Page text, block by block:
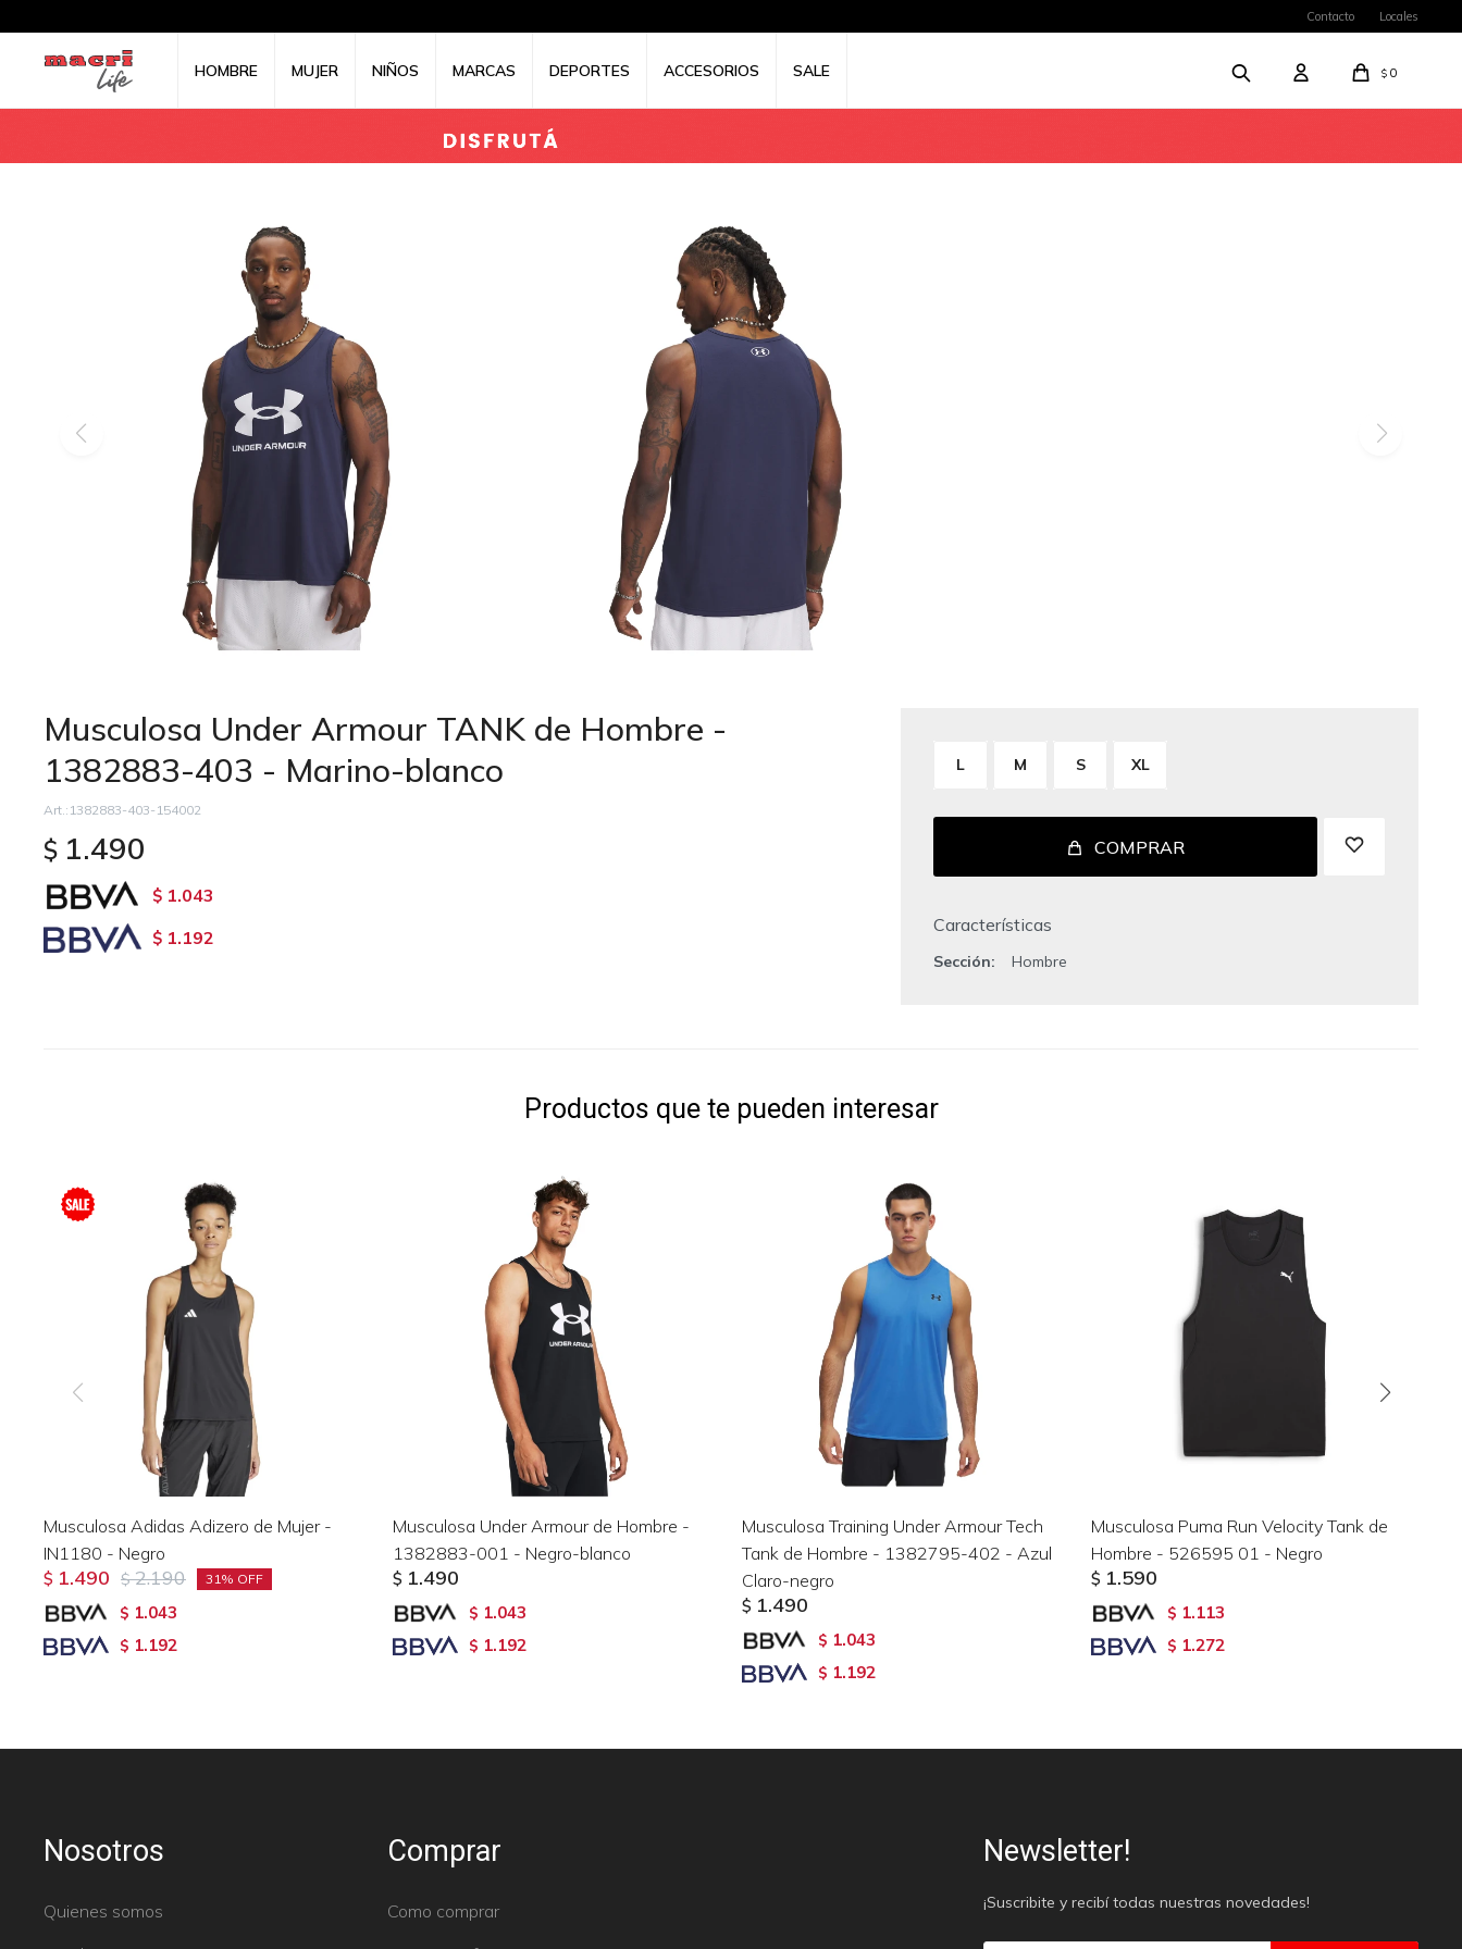
HOMBRE MUJER NIÑOS MARCAS DEPORTES ACCESORIOS SALE $ 0
Contacto Locales
Musculosa Under Armour TANK de Hombre -
1382883-403 - Marino-blanco
1382883-403-154002
$ 1.490
$ 1.043
$ 1.192
L M S XL
COMPRAR
Características
Sección Hombre
Productos que te pueden interesar
Musculosa Adidas Adizero de Mujer -
IN1180 - Negro
$ 1.490 $ 2.190 31
$ 1.043
$ 1.192
Musculosa Under Armour de Hombre -
1382883-001 - Negro-blanco
$ 1.490
$ 1.043
$ 1.192
Musculosa Training Under Armour Tech
Tank de Hombre - 1382795-402 - Azul
Claro-negro
$ 1.490
$ 1.043
$ 1.192
Musculosa Puma Run Velocity Tank de
Hombre - 526595 01 - Negro
$ 1.590
$ 1.113
$ 1.272
Nosotros
Quienes somos
Comprar
Como comprar
Newsletter!
¡Suscribite y recibí todas nuestras novedades!